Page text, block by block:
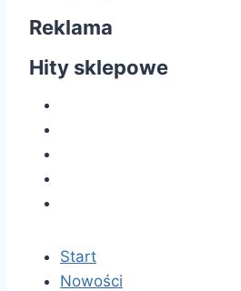
Reklama
Hity sklepowe
Start
Nowości